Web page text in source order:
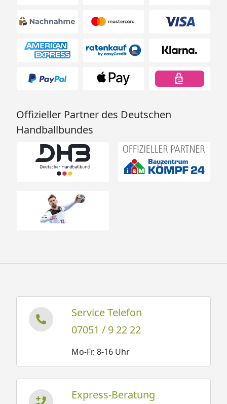
Weka Massivholz-Elementsauna 528 Gr. 1 -
Technische Daten
Weka Massivholz-Elementsauna Laukkala 1 -
Montageanleitung Teil 1
Montageanleitung Teil 2
Offizieller Partner des Deutschen
Handballbundes
Service Telefon
07051 / 9 22 22
Mo-Fr. 8-16 Uhr
Express-Beratung